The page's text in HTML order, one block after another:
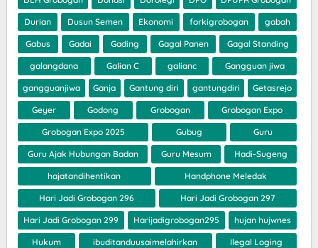
Durian Dusun Semen Ekonomi forkigrobogan gabah
Gabus Gadai Gading Gagal Panen Gagal Standing
galangdana Galian C galianc Gangguan jiwa
gangguanjiwa Ganja Gantung diri gantungdiri Getasrejo
Geyer Godong Grobogan Grobogan Expo
Grobogan Expo 2025 Gubug Guru
Guru Ajak Hubungan Badan Guru Mesum Hadi-Sugeng
hajatandihentikan Handphone Meledak
Hari Jadi Grobogan 296 Hari Jadi Grobogan 297
Hari Jadi Grobogan 299 Harijadigrobogan295 hujan hujwnes
Hukum ibuditanduusaimelahirkan Ilegal Loging